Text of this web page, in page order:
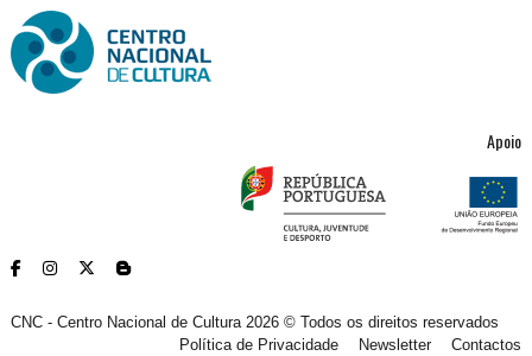
Apoio
CNC - Centro Nacional de Cultura 2026 © Todos os direitos reservados
Política de Privacidade
Newsletter Contactos